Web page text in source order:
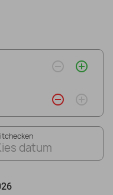
remove_circle_outline add_circle_outline
remove_circle_outline add_circle_outline
datum